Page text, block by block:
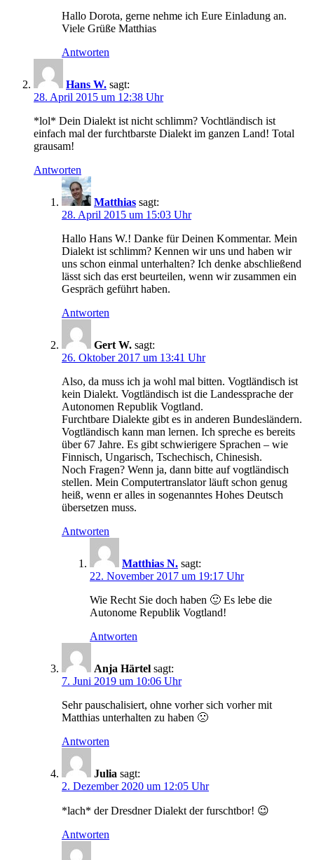
Hallo Dorota, gerne nehme ich Eure Einladung an.
Viele Grüße Matthias
Antworten
Hans W. sagt:
28. April 2015 um 12:38 Uhr
*lol* Dein Dialekt ist nicht schlimm? Vochtländisch ist
einfach mal der furchtbarste Dialekt im ganzen Land! Total
grausam!
Antworten
Matthias sagt:
28. April 2015 um 15:03 Uhr
Hallo Hans W.! Danke für Deinen Kommentar. Mein
Dialekt ist schlimm? Kennen wir uns und haben wir
uns schon einmal unterhalten? Ich denke abschließend
lässt sich das erst beurteilen, wenn wir zusammen ein
Gespräch geführt haben.
Antworten
Gert W. sagt:
26. Oktober 2017 um 13:41 Uhr
Also, da muss ich ja wohl mal bitten. Vogtländisch ist
kein Dialekt. Vogtländisch ist die Landessprache der
Autonomen Republik Vogtland.
Furchtbare Dialekte gibt es in anderen Bundesländern.
Vogtländisch kann man lernen. Ich spreche es bereits
über 67 Jahre. Es gibt schwierigere Sprachen – wie
Finnisch, Ungarisch, Tschechisch, Chinesish.
Noch Fragen? Wenn ja, dann bitte auf vogtländisch
stellen. Mein Computertranslator läuft schon genug
heiß, wenn er alles in sogenanntes Hohes Deutsch
übersetzen muss.
Antworten
Matthias N. sagt:
22. November 2017 um 19:17 Uhr
Wie Recht Sie doch haben 🙂 Es lebe die
Autonome Republik Vogtland!
Antworten
Anja Härtel sagt:
7. Juni 2019 um 10:06 Uhr
Sehr pauschalisiert, ohne vorher sich vorher mit
Matthias unterhalten zu haben 🙁
Antworten
Julia sagt:
2. Dezember 2020 um 12:05 Uhr
*lach* der Dresdner Dialekt der furschtbor! 😉
Antworten